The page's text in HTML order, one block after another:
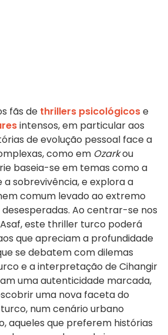
fãs de thrillers psicológicose
intensos, em particular aos
de evolução pessoal face a
como em Ozarkou
baseia-se em temas como a
a sobrevivência, e explora a
comum levado ao extremo
Ao centrar-se nos
este thriller turco poderá
que apreciam a profundidade
se debatem com dilemas
e a interpretação de Cihangir
uma autenticidade marcada,
uma nova faceta do
num cenário urbano
aqueles que preferem histórias